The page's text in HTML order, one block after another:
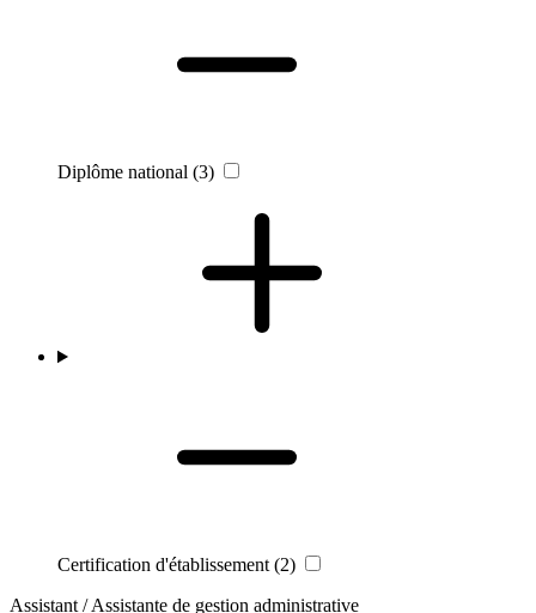
Diplôme national (3)
Certification d'établissement (2)
Assistant / Assistante de gestion administrative